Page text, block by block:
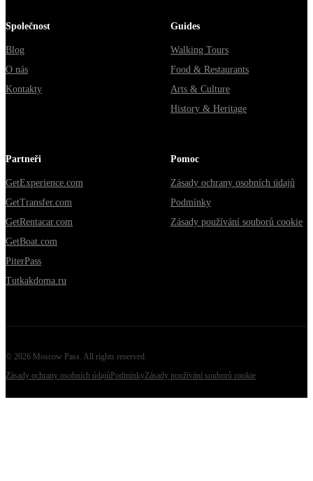
Společnost
Blog
O nás
Kontakty
Guides
Walking Tours
Food & Restaurants
Arts & Culture
History & Heritage
Partneři
GetExperience.com
GetTransfer.com
GetRentacar.com
GetBoat.com
PiterPass
Tutkakdoma.ru
Pomoc
Zásady ochrany osobních údajů
Podmínky
Zásady používání souborů cookie
© 2026 Moscow Pass. All rights reserved.
Zásady ochrany osobních údajů PodmínkyZásady používání souborů cookie